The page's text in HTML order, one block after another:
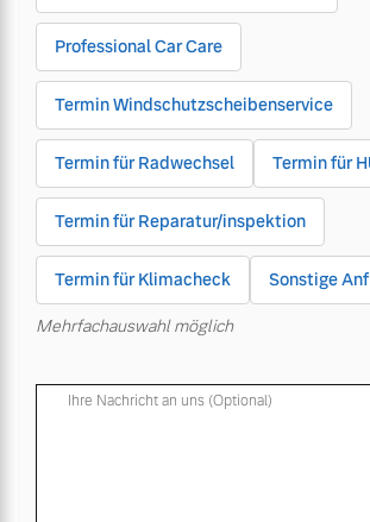
Zubehörkatalog
Aktuelle Serviceangebote
Service by Volvo
Zubehörkatalog
Aktuelle Serviceangebote
Service by Volvo
Professional Car Care
Termin Windschutzscheibenservice
Termin für Radwechsel Termin für
Termin für Reparatur/inspektion
Termin für Klimacheck Sonstige
Mehrfachauswahl möglich
Ihre Nachricht an uns (Optional)